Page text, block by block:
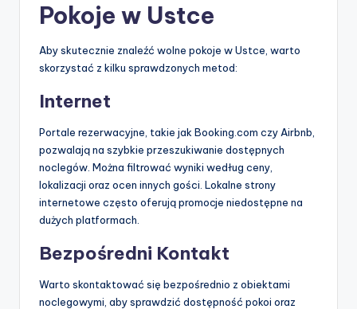
Pokoje w Ustce
Aby skutecznie znaleźć wolne pokoje w Ustce, warto
skorzystać z kilku sprawdzonych metod:
Internet
Portale rezerwacyjne, takie jak Booking.com czy Airbnb,
pozwalają na szybkie przeszukiwanie dostępnych
noclegów. Można filtrować wyniki według ceny,
lokalizacji oraz ocen innych gości. Lokalne strony
internetowe często oferują promocje niedostępne na
dużych platformach.
Bezpośredni Kontakt
Warto skontaktować się bezpośrednio z obiektami
noclegowymi, aby sprawdzić dostępność pokoi oraz